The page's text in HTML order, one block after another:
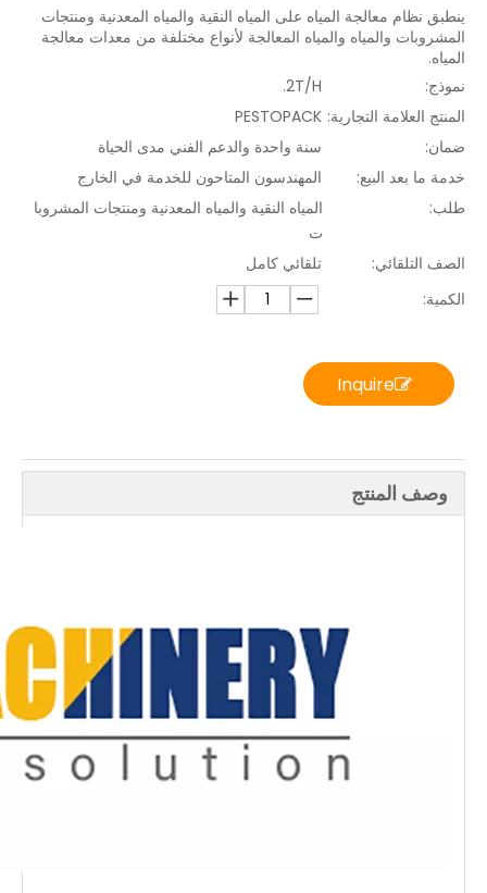
ينطبق نظام معالجة المياه على المياه النقية والمياه المعدنية ومنتجات
المشروبات والمياه والمياه المعالجة لأنواع مختلفة من معدات معالجة
المياه.
نموذج:
2T/H.
المنتج العلامة التجارية: PESTOPACK
ضمان:
سنة واحدة والدعم الفني مدى الحياة
خدمة ما بعد البيع:
المهندسون المتاحون للخدمة في الخارج
طلب:
المياه النقية والمياه المعدنية ومنتجات المشروبا
ت
الصف التلقائي:
تلقائي كامل
الكمية:
Inquire
وصف المنتج